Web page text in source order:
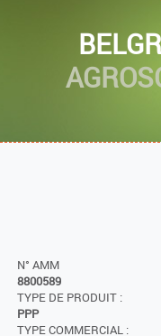
N° AMM
8800589
TYPE DE PRODUIT :
PPP
TYPE COMMERCIAL :